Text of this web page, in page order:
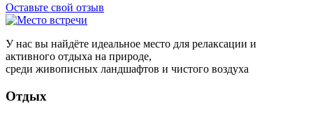
Оставьте свой отзыв
У нас вы найдёте идеальное место для релаксации и
активного отдыха на природе,
среди живописных ландшафтов и чистого воздуха
Отдых